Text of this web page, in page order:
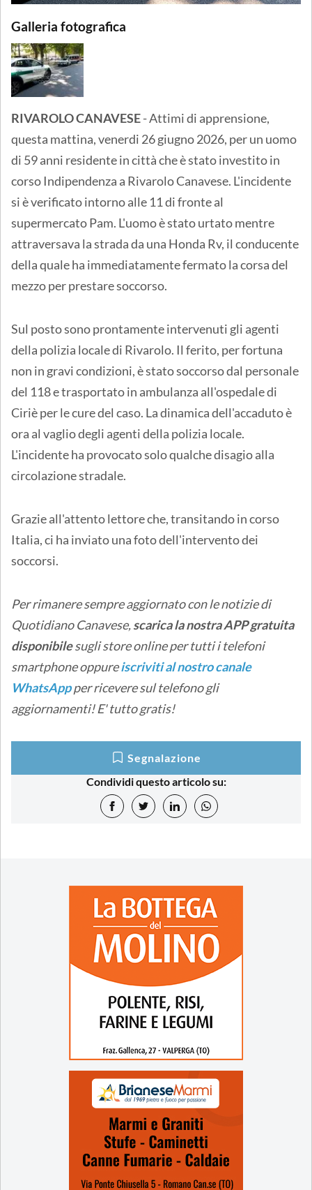
Galleria fotografica
RIVAROLO CANAVESE- Attimi di apprensione,
questa mattina, venerdi 26 giugno 2026, per un uomo
di 59 anni residente in città che è stato investito in
corso Indipendenza a Rivarolo Canavese. L'incidente
si è verificato intorno alle 11 di fronte al
supermercato Pam. L'uomo è stato urtato mentre
attraversava la strada da una Honda Rv, il conducente
della quale ha immediatamente fermato la corsa del
mezzo per prestare soccorso.
Sul posto sono prontamente intervenuti gli agenti
della polizia locale di Rivarolo. Il ferito, per fortuna
non in gravi condizioni, è stato soccorso dal personale
del 118 e trasportato in ambulanza all'ospedale di
Ciriè per le cure del caso. La dinamica dell'accaduto è
ora al vaglio degli agenti della polizia locale.
L'incidente ha provocato solo qualche disagio alla
circolazione stradale.
Grazie all'attento lettore che, transitando in corso
Italia, ci ha inviato una foto dell'intervento dei
soccorsi.
Per rimanere sempre aggiornato con le notizie di
Quotidiano Canavese,scarica la nostra APP gratuita
disponibilesugli store onlineper tutti i telefoni
smartphone oppureiscriviti al nostro canale
WhatsAppper ricevere sul telefono gli
aggiornamenti! E' tutto gratis!
Segnalazione
Condividi questo articolo su: